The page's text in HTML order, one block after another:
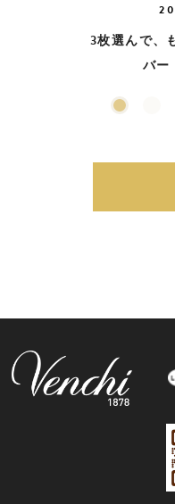
3枚選んで、
バー